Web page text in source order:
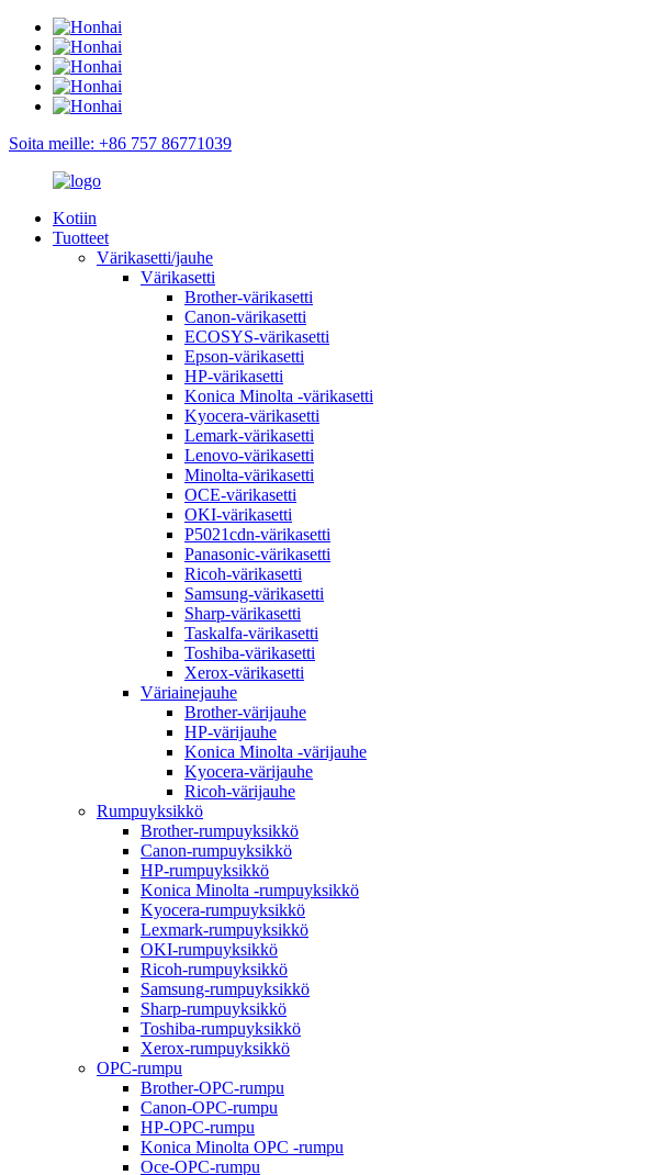
Soita meille: +86 757 86771039
Kotiin
Tuotteet
Värikasetti/jauhe
Värikasetti
Brother-värikasetti
Canon-värikasetti
ECOSYS-värikasetti
Epson-värikasetti
HP-värikasetti
Konica Minolta -värikasetti
Kyocera-värikasetti
Lemark-värikasetti
Lenovo-värikasetti
Minolta-värikasetti
OCE-värikasetti
OKI-värikasetti
P5021cdn-värikasetti
Panasonic-värikasetti
Ricoh-värikasetti
Samsung-värikasetti
Sharp-värikasetti
Taskalfa-värikasetti
Toshiba-värikasetti
Xerox-värikasetti
Väriainejauhe
Brother-värijauhe
HP-värijauhe
Konica Minolta -värijauhe
Kyocera-värijauhe
Ricoh-värijauhe
Rumpuyksikkö
Brother-rumpuyksikkö
Canon-rumpuyksikkö
HP-rumpuyksikkö
Konica Minolta -rumpuyksikkö
Kyocera-rumpuyksikkö
Lexmark-rumpuyksikkö
OKI-rumpuyksikkö
Ricoh-rumpuyksikkö
Samsung-rumpuyksikkö
Sharp-rumpuyksikkö
Toshiba-rumpuyksikkö
Xerox-rumpuyksikkö
OPC-rumpu
Brother-OPC-rumpu
Canon-OPC-rumpu
HP-OPC-rumpu
Konica Minolta OPC -rumpu
Oce-OPC-rumpu